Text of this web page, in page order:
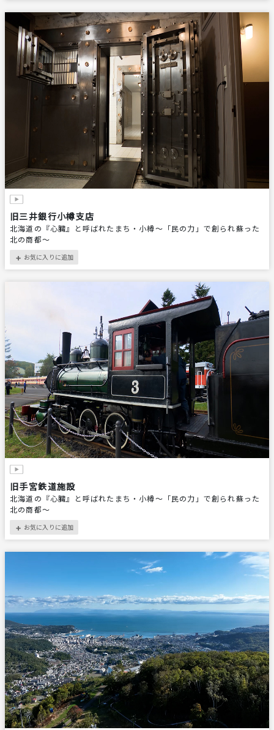
旧三井銀行小樽支店
北海道の『心臓』と呼ばれたまち・小樽～「民の力」で創られ蘇った
北の商都～
＋ お気に入りに追加
旧手宮鉄道施設
北海道の『心臓』と呼ばれたまち・小樽～「民の力」で創られ蘇った
北の商都～
＋ お気に入りに追加